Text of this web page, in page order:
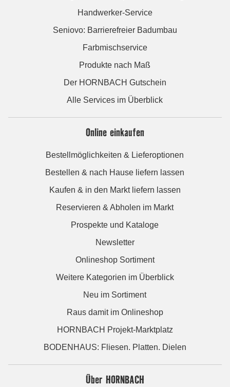
Handwerker-Service
Seniovo: Barrierefreier Badumbau
Farbmischservice
Produkte nach Maß
Der HORNBACH Gutschein
Alle Services im Überblick
Online einkaufen
Bestellmöglichkeiten & Lieferoptionen
Bestellen & nach Hause liefern lassen
Kaufen & in den Markt liefern lassen
Reservieren & Abholen im Markt
Prospekte und Kataloge
Newsletter
Onlineshop Sortiment
Weitere Kategorien im Überblick
Neu im Sortiment
Raus damit im Onlineshop
HORNBACH Projekt-Marktplatz
BODENHAUS: Fliesen. Platten. Dielen
Über HORNBACH